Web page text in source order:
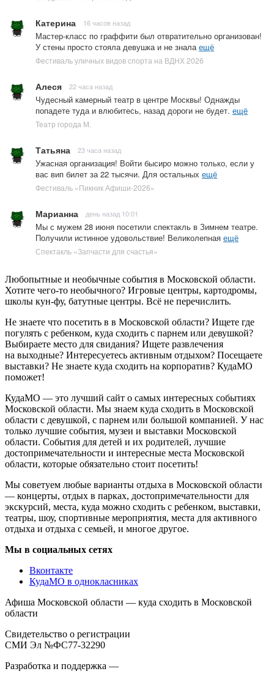
Катерина 16 часов назад
Мастер-класс по граффити был отвратительно организован!
У стены просто стояла девушка и не зналаещё
Фестиваль уличных видов спорта на ВДНХ 2026
Алеся 22 часа назад
Чудесный камерный театр в центре Москвы! Однажды
попадете туда и влюбитесь, назад дороги не будет. ещё
Театр города М.
Татьяна 23 часа назад
Ужасная организация! Войти бысиро можно только, если у
вас вип билет за 22 тысячи. Для остальных ещё
Фестиваль «Пикник Афиши-2026»
Марианна день назад 10:01
Мы с мужем 28 июня посетили спектакль в Зимнем театре.
Получили истинное удовольствие! Великолепная ещё
Спектакль «Запчасти для счастья»
Любопытные и необычные события в Московской области.
Хотите чего-то необычного? Игровые центры, картодромы,
школы кун-фу, батутные центры. Всё не перечислить.
Не знаете что посетить в в Московской области? Ищете где
погулять с ребенком, куда сходить с парнем или девушкой?
Выбираете место для свидания? Ищете развлечения
на выходные? Интересуетесь активным отдыхом? Посещаете
выставки? Не знаете куда сходить на корпоратив? КудаМО
поможет!
КудаМО — это лучший сайт о самых интересных событиях
Московской области. Мы знаем куда сходить в Московской
области с девушкой, с парнем или большой компанией. У нас
только лучшие события, музеи и выставки Московской
области. События для детей и их родителей, лучшие
достопримечательности и интересные места Московской
области, которые обязательно стоит посетить!
Мы советуем любые варианты отдыха в Московской области
— концерты, отдых в парках, достопримечательности для
экскурсий, места, куда можно сходить с ребенком, выставки,
театры, шоу, спортивные мероприятия, места для активного
отдыха и отдыха с семьей, и многое другое.
Мы в социальных сетях
Вконтакте
КудаМО в однокласниках
Афиша Московской области — куда сходить в Московской
области
Свидетельство о регистрации
СМИ Эл №ФС77-32290
Разработка и поддержка —